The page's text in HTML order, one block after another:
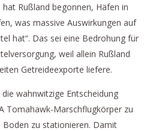
Rußland begonnen, Häfen in
was massive Auswirkungen auf
hat“. Das sei eine Bedrohung für
weil allein Rußland
Getreideexporte liefere.
wahnwitzige Entscheidung
Tomahawk-Marschflugkörper zu
zu stationieren. Damit